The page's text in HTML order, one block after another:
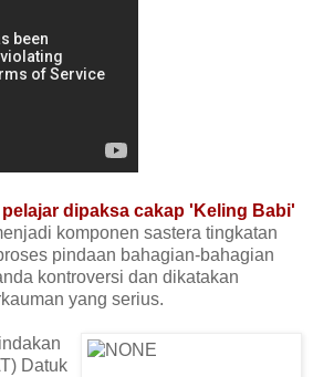
pelajar dipaksa cakap 'Keling Babi'
komponen sastera tingkatan
pindaan bahagian-bahagian
kontroversi dan dikatakan
yang serius.
Datuk